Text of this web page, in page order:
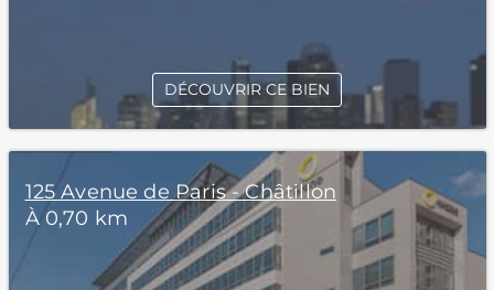
DÉCOUVRIR CE BIEN
125 Avenue de Paris - Châtillon
À 0,70 km